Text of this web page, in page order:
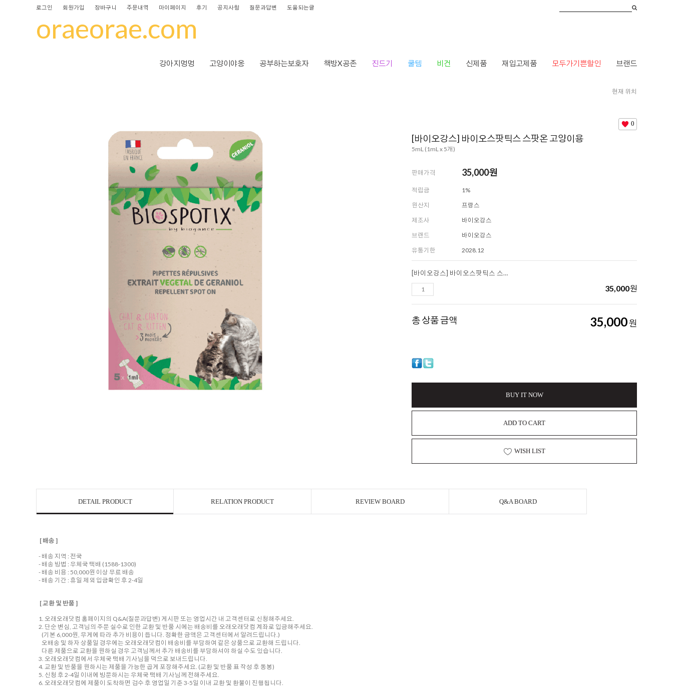
로그인 회원가입 장바구니 주문내역 마이페이지 후기 공지사항 질문과답변 도움되는글
oraeorae.com
강아지멍멍 고양이야옹 공부하는보호자 책방X공존 진드기 쿨템 비건 신제품 재입고제품 모두가기쁜할인 브랜드
현재 위치
0
[바이오강스] 바이오스팟틱스 스팟온 고양이용
5mL (1mL x 5개)
판매가격 35,000원
적립금
1%
원산지
프랑스
제조사
바이오강스
브랜드
바이오강스
유통기한
2028.12
[바이오강스] 바이오스팟틱스 스팟온 고양이용
35,000원
총 상품 금액 35,000원
BUY IT NOW
ADD TO CART
WISH LIST
DETAIL PRODUCT RELATION PRODUCT REVIEW BOARD Q&A BOARD
[ 배송 ]
- 배송 지역 : 전국
- 배송 방법 : 우체국 택배 (1588-1300)
- 배송 비용 : 50,000원 이상 무료 배송
- 배송 기간 : 휴일 제외 입금확인 후 2-4일
[ 교환 및 반품 ]
1. 오래오래닷컴 홈페이지의 Q&A(질문과답변) 게시판 또는 영업시간 내 고객센터로 신청해주세요.
2. 단순 변심, 고객님의 주문 실수로 인한 교환 및 반품 시에는 배송비를 오래오래닷컴 계좌로 입금해주세요.
(기본 6,000원, 무게에 따라 추가 비용이 듭니다. 정확한 금액은 고객센터에서 알려드립니다.)
오배송 및 하자 상품일 경우에는 오래오래닷컴이 배송비를 부담하여 같은 상품으로 교환해 드립니다.
다른 제품으로 교환을 원하실 경우 고객님께서 추가 배송비를 부담하셔야 하실 수도 있습니다.
3. 오래오래닷컴에서 우체국 택배 기사님을 댁으로 보내드립니다.
4. 교환 및 반품을 원하시는 제품을 가능한 곱게 포장해주세요. (교환 및 반품 표 작성 후 동봉)
5. 신청 후 2-4일 이내에 방문하시는 우체국 택배 기사님께 전해주세요.
6. 오래오래닷컴에 제품이 도착하면 검수 후 영업일 기준 3-5일 이내 교환 및 환불이 진행됩니다.